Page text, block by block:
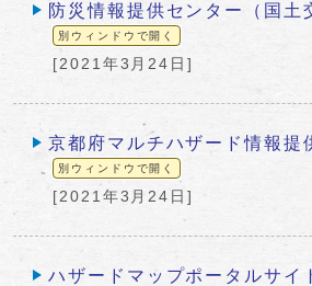
防災情報提供センター（国土
別ウィンドウで開く
[2021年3月24日]
京都府マルチハザード情報提
別ウィンドウで開く
[2021年3月24日]
ハザードマップポータルサイ